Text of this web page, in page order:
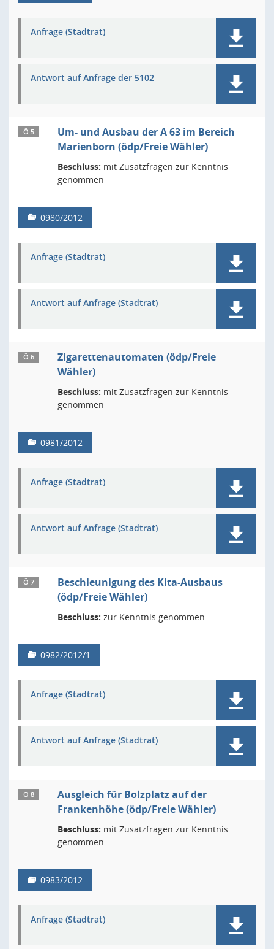
Anfrage (Stadtrat)
Antwort auf Anfrage der 5102
Ö 5
Um- und Ausbau der A 63 im Bereich
Marienborn (ödp/Freie Wähler)
Beschluss: mit Zusatzfragen zur Kenntnis
genommen
0980/2012
Anfrage (Stadtrat)
Antwort auf Anfrage (Stadtrat)
Ö 6
Zigarettenautomaten (ödp/Freie
Wähler)
Beschluss: mit Zusatzfragen zur Kenntnis
genommen
0981/2012
Anfrage (Stadtrat)
Antwort auf Anfrage (Stadtrat)
Ö 7
Beschleunigung des Kita-Ausbaus
(ödp/Freie Wähler)
Beschluss: zur Kenntnis genommen
0982/2012/1
Anfrage (Stadtrat)
Antwort auf Anfrage (Stadtrat)
Ö 8
Ausgleich für Bolzplatz auf der
Frankenhöhe (ödp/Freie Wähler)
Beschluss: mit Zusatzfragen zur Kenntnis
genommen
0983/2012
Anfrage (Stadtrat)